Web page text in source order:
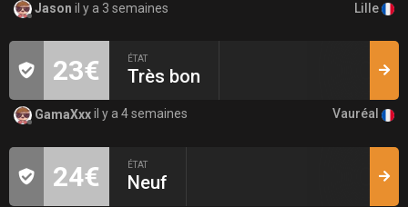
Jason il y a 3 semaines Lille
23€ ÉTAT
Très bon
GamaXxxil y a 4 semaines Vauréal
24€ ÉTAT
Neuf